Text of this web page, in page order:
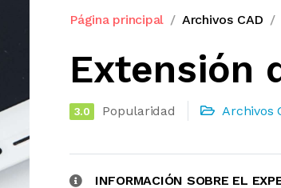
Página principal Archivos CAD
Extensión
3.0 Popularidad Archivos
INFORMACIÓN SOBRE EL